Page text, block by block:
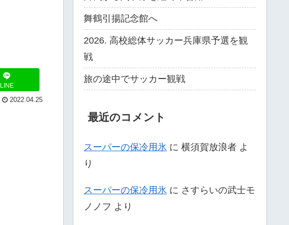
LINE
2022.04.25
舞鶴引揚記念館へ
2026. 高校総体サッカー兵庫県予選を観
戦
旅の途中でサッカー観戦
最近のコメント
スーパーの保冷用氷 に 横須賀放浪者 よ
り
スーパーの保冷用氷 に さすらいの武士モ
ノノフ より